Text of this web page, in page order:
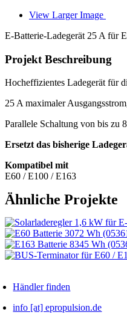
View Larger Image
E-Batterie-Ladegerät 25 A für
Projekt Beschreibung
Hocheffizientes Ladegerät für
25 A maximaler
Parallele Schaltung von bis zu
Ersetzt das bisherige
Kompatibel mit
E60 / E100 / E163
Ähnliche Projekte
Händler finden
info [at] epropulsion.de